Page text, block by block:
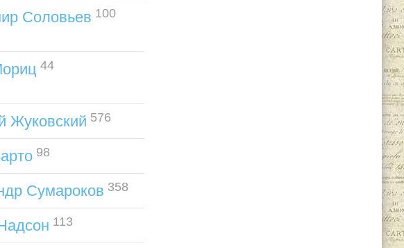
Соловьев 100
44
Жуковский 576
98
Сумароков 358
113